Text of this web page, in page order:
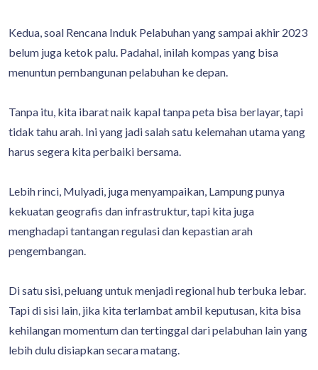
Kedua, soal Rencana Induk Pelabuhan yang sampai akhir 2023
belum juga ketok palu. Padahal, inilah kompas yang bisa
menuntun pembangunan pelabuhan ke depan.
Tanpa itu, kita ibarat naik kapal tanpa peta bisa berlayar, tapi
tidak tahu arah. Ini yang jadi salah satu kelemahan utama yang
harus segera kita perbaiki bersama.
Lebih rinci, Mulyadi, juga menyampaikan, Lampung punya
kekuatan geografis dan infrastruktur, tapi kita juga
menghadapi tantangan regulasi dan kepastian arah
pengembangan.
Di satu sisi, peluang untuk menjadi regional hub terbuka lebar.
Tapi di sisi lain, jika kita terlambat ambil keputusan, kita bisa
kehilangan momentum dan tertinggal dari pelabuhan lain yang
lebih dulu disiapkan secara matang.